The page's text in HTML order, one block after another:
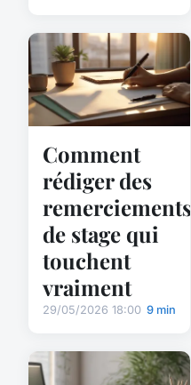
Comment
rédiger des
remerciements
de stage qui
touchent
vraiment
29/05/2026 18:00 9 min